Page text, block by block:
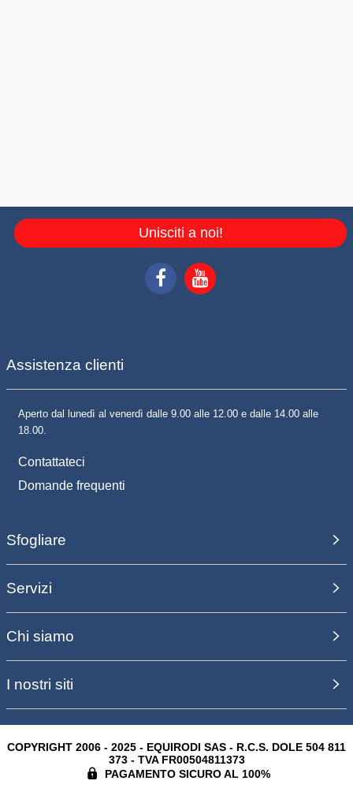
Unisciti a noi!
Assistenza clienti
Aperto dal lunedì al venerdì dalle 9.00 alle 12.00 e dalle 14.00 alle
18.00.
Contattateci
Domande frequenti
Sfogliare
Servizi
Chi siamo
I nostri siti
COPYRIGHT 2006 - 2025 - EQUIRODI SAS - R.C.S. DOLE 504 811
373 - TVA FR00504811373
PAGAMENTO SICURO AL 100%